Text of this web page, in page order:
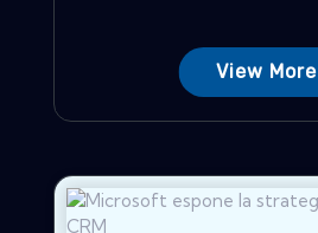
View More